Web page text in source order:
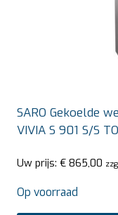
SARO Gekoelde
VIVIA S 901 S/S
Uw prijs: € 865,00
Op voorraad